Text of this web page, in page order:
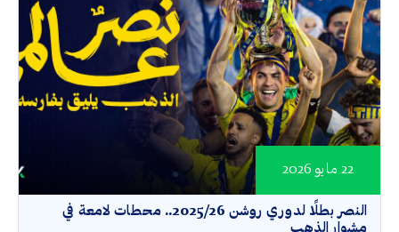
النصر بطلًا لدوري روشن 2025/26.. محطات لامعة في
مشوار الذهب
22 مايو 2026